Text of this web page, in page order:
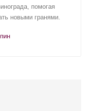
помогая
новыми гранями.